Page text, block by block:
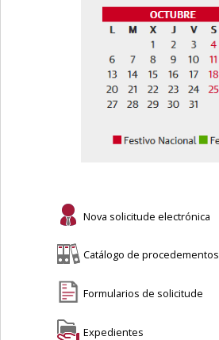
Nova solicitude electrónica
Catálogo de procedementos
Formularios de solicitude
Expedientes